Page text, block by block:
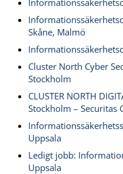
Skåne, Malmö
Cluster North Cyber
Stockholm
CLUSTER NORTH
Stockholm – Securitas
Uppsala
Ledigt jobb:
Uppsala